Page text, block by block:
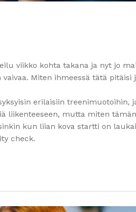
viikko kohta takana ja nyt jo
Miten ihmeessä tätä pitäisi
erilaisiin treenimuotoihin,
liikenteeseen, mutta miten
kun liian kova startti on
check.